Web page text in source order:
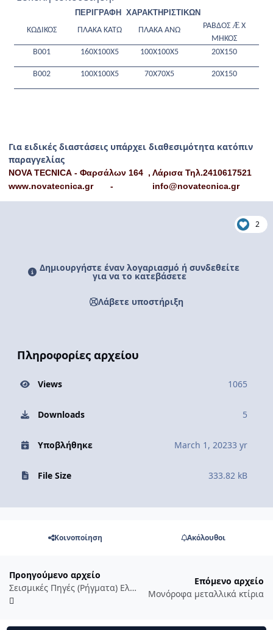
ΠΕΡΙΓΡΑΦΗ ΧΑΡΑΚΤΗΡΙΣΤΙΚΩΝ
ΚΩΔΙΚΟΣ
ΠΛΑΚΑ ΚΑΤΩ ΠΛΑΚΑ ΑΝΩ ΡΑΒΔΟΣ ÆΧ
ΜΗΚΟΣ
Β001
160Χ100Χ5 100Χ100Χ5 20Χ150
Β002 100Χ100Χ5 70Χ70Χ5 20Χ150
Για ειδικές διαστάσεις υπάρχει διαθεσιμότητα κατόπιν
παραγγελίας
NOVA TECNICA - Φαρσάλων 164 , Λάρισα Τηλ.2410617521
www.novatecnica.gr - info@novatecnica.gr
2
Δημιουργήστε έναν λογαριασμό ή συνδεθείτε
για να το κατεβάσετε
Λάβετε υποστήριξη
Πληροφορίες αρχείου
Views 1065
Downloads 5
Υποβλήθηκε March 1, 20233 yr
File Size 333.82 kB
Κοινοποίηση Ακόλουθοι
Προηγούμενο αρχείο
Σεισμικές Πηγές (Ρήγματα) Ελληνικού χώρου
Επόμενο αρχείο
Μονόροφα μεταλλικά κτίρια